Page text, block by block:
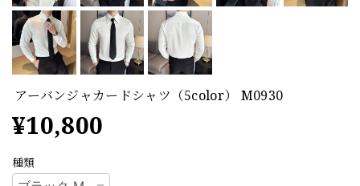
アーバンジャカードシャツ（5color） M0930
¥10,800
種類